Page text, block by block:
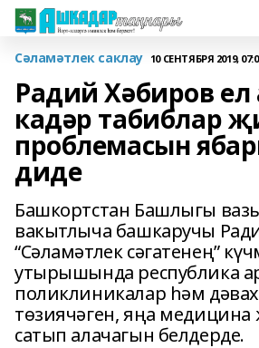
Сәламәтлек саклау 10 СЕНТЯБРЯ 2019,
Радий Хәбиров ел
кадәр табиблар
проблемасын
диде
Башкортстан Башлыгы
вакытлыча башкаручы
“Сәламәтлек сәгатенең”
утырышында республика
поликлиникалар һәм
төзиячәген, яңа
сатып алачагын белдерде.